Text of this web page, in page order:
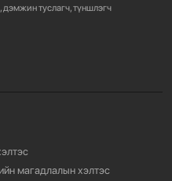
дэмжин туслагч, түншлэгч
магадлалын хэлтэс